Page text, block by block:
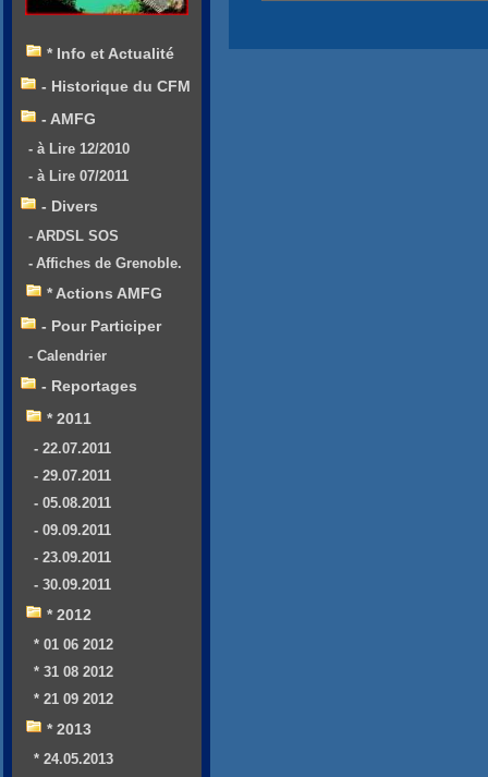
* Info et Actualité
- Historique du CFM
- AMFG
- à Lire 12/2010
- à Lire 07/2011
- Divers
- ARDSL SOS
- Affiches de Grenoble.
* Actions AMFG
- Pour Participer
- Calendrier
- Reportages
* 2011
- 22.07.2011
- 29.07.2011
- 05.08.2011
- 09.09.2011
- 23.09.2011
- 30.09.2011
* 2012
* 01 06 2012
* 31 08 2012
* 21 09 2012
* 2013
* 24.05.2013